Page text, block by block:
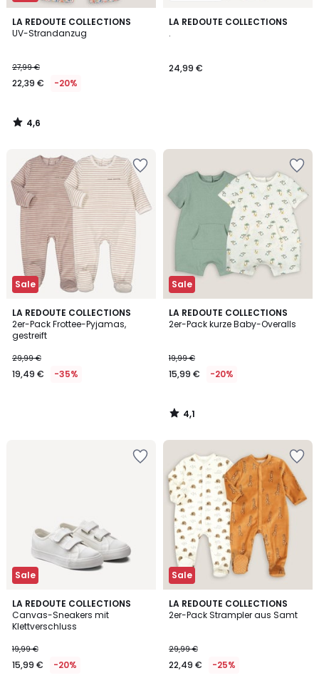
LA REDOUTE COLLECTIONS
UV-Strandanzug
27,99 €
22,39 € -20%
4,6
/ 5
4,6
/
LA REDOUTE COLLECTIONS
.
24,99 €
Sale
LA REDOUTE COLLECTIONS
2er-Pack Frottee-Pyjamas,
gestreift
29,99 €
19,49 € -35%
Sale
LA REDOUTE COLLECTIONS
2er-Pack kurze Baby-Overalls
19,99 €
15,99 € -20%
4,1
/ 5
4,1
/
Sale
LA REDOUTE COLLECTIONS
Canvas-Sneakers mit
Klettverschluss
19,99 €
15,99 € -20%
4,3
/ 5
Sale
LA REDOUTE COLLECTIONS
2er-Pack Strampler aus Samt
29,99 €
22,49 € -25%
4,8
/ 5